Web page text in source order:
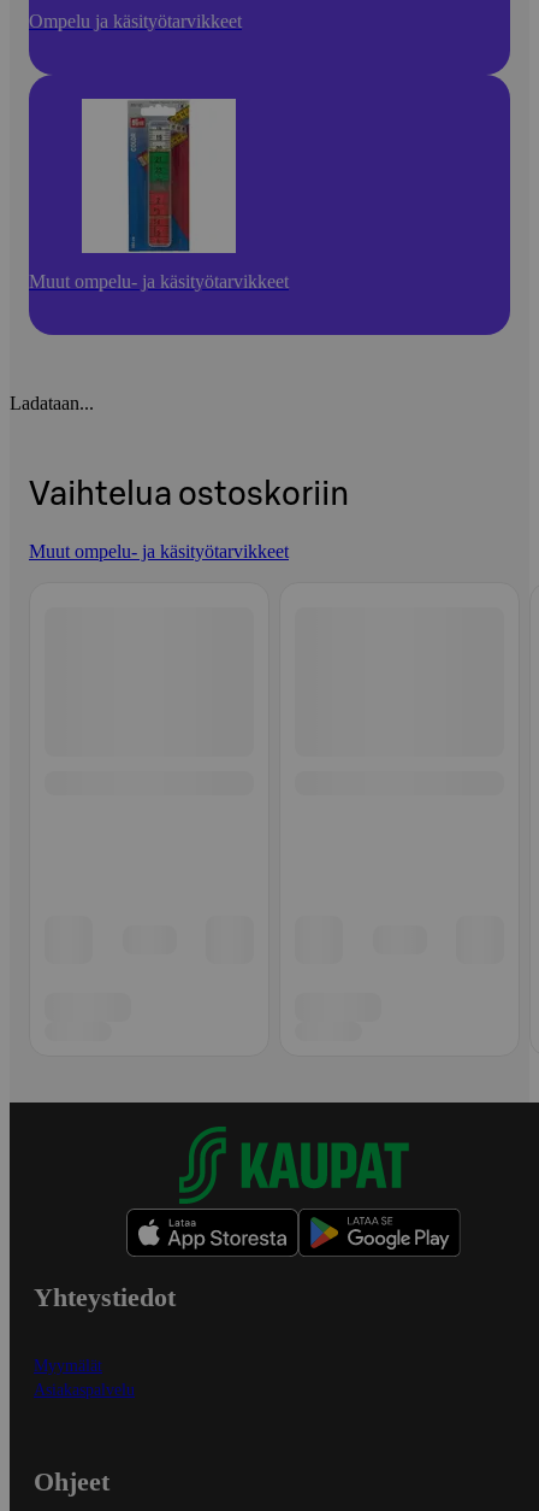
Ompelu ja käsityötarvikkeet
Muut ompelu- ja käsityötarvikkeet
Ladataan...
Vaihtelua ostoskoriin
Muut ompelu- ja käsityötarvikkeet
Yhteystiedot
Myymälät
Asiakaspalvelu
Ohjeet